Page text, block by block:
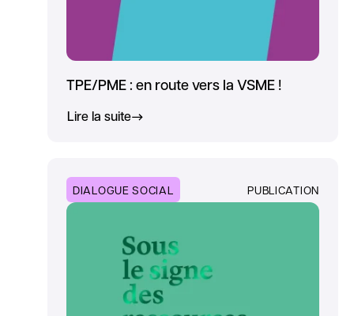
TPE/PME : en route vers la VSME !
Lire la suite
DIALOGUE SOCIAL PUBLICATION